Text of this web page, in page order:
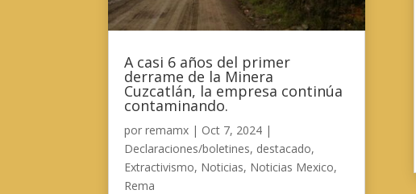
A casi 6 años del primer
derrame de la Minera
Cuzcatlán, la empresa continúa
contaminando.
porremamx | Oct 7, 2024 |
Declaraciones/boletines, destacado,
Extractivismo, Noticias, Noticias Mexico,
Rema